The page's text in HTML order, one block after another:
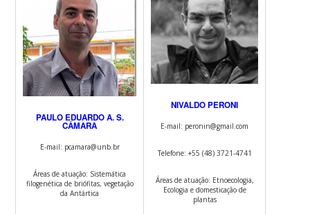
PAULO EDUARDO A. S.
CÂMARA
E-mail: pcamara@unb.br
Áreas de atuação: Sistemática
filogenética de briófitas, vegetação
da Antártica
NIVALDO PERONI
E-mail: peronin@gmail.com
Telefone: +55 (48) 3721-4741
Áreas de atuação: Etnoecologia,
Ecologia e domesticação de
plantas